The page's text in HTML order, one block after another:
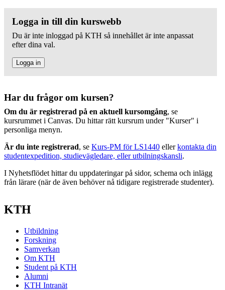
Logga in till din kurswebb
Du är inte inloggad på KTH så innehållet är inte anpassat
efter dina val.
Logga in
Har du frågor om kursen?
Om du är registrerad på en aktuell kursomgång, se
kursrummet i Canvas. Du hittar rätt kursrum under "Kurser" i
personliga menyn.
Är du inte registrerad, se Kurs-PM för LS1440 ellerkontakta din
studentexpedition, studievägledare, eller utbilningskansli.
I Nyhetsflödet hittar du uppdateringar på sidor, schema och inlägg
från lärare (när de även behöver nå tidigare registrerade studenter).
KTH
Utbildning
Forskning
Samverkan
Om KTH
Student på KTH
Alumni
KTH Intranät